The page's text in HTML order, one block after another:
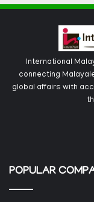
International
connecting
global affairs with
POPULAR